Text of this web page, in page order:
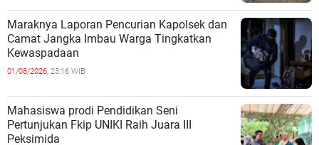
Maraknya Laporan Pencurian Kapolsek dan
Camat Jangka Imbau Warga Tingkatkan
Kewaspadaan
01/08/2026, 23:16 WIB
Mahasiswa prodi Pendidikan Seni
Pertunjukan Fkip UNIKI Raih Juara III
Peksimida